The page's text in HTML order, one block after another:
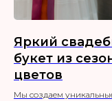
Яркий
букет из
цветов
Мы создаем